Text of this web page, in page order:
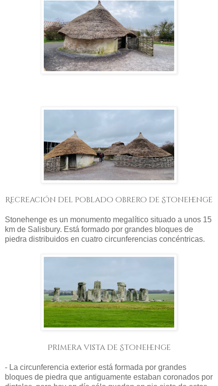
Recreación del poblado obrero de Stonehenge
Stonehenge es un monumento megalítico situado a unos 15
km de Salisbury. Está formado por grandes bloques de
piedra distribuidos en cuatro circunferencias concéntricas.
Primera vista de Stonehenge
- La circunferencia exterior está formada por grandes
bloques de piedra que antiguamente estaban coronados por